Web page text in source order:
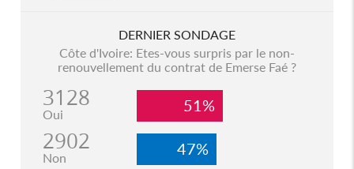
DERNIER SONDAGE
Côte d'Ivoire: Etes-vous surpris par le non-
renouvellement du contrat de Emerse Faé ?
3128
Oui 51%
2902
Non 47%